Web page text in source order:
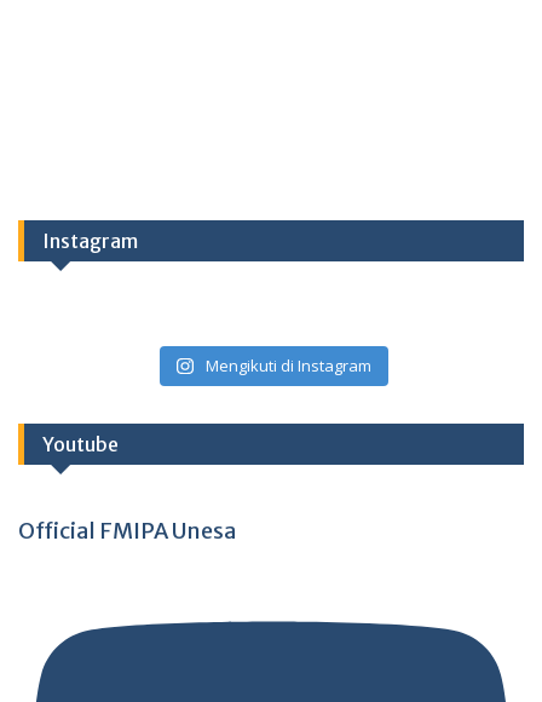
Instagram
Mengikuti di Instagram
Youtube
Official FMIPA Unesa